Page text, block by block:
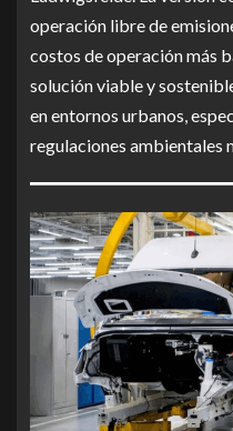
operación libre de
costos de operación más
solución viable y
en entornos urbanos,
regulaciones ambientales